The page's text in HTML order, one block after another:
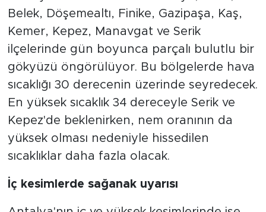
Belek, Döşemealtı, Finike, Gazipaşa, Kaş,
Kemer, Kepez, Manavgat ve Serik
ilçelerinde gün boyunca parçalı bulutlu bir
gökyüzü öngörülüyor. Bu bölgelerde hava
sıcaklığı 30 derecenin üzerinde seyredecek.
En yüksek sıcaklık 34 dereceyle Serik ve
Kepez'de beklenirken, nem oranının da
yüksek olması nedeniyle hissedilen
sıcaklıklar daha fazla olacak.
İç kesimlerde sağanak uyarısı